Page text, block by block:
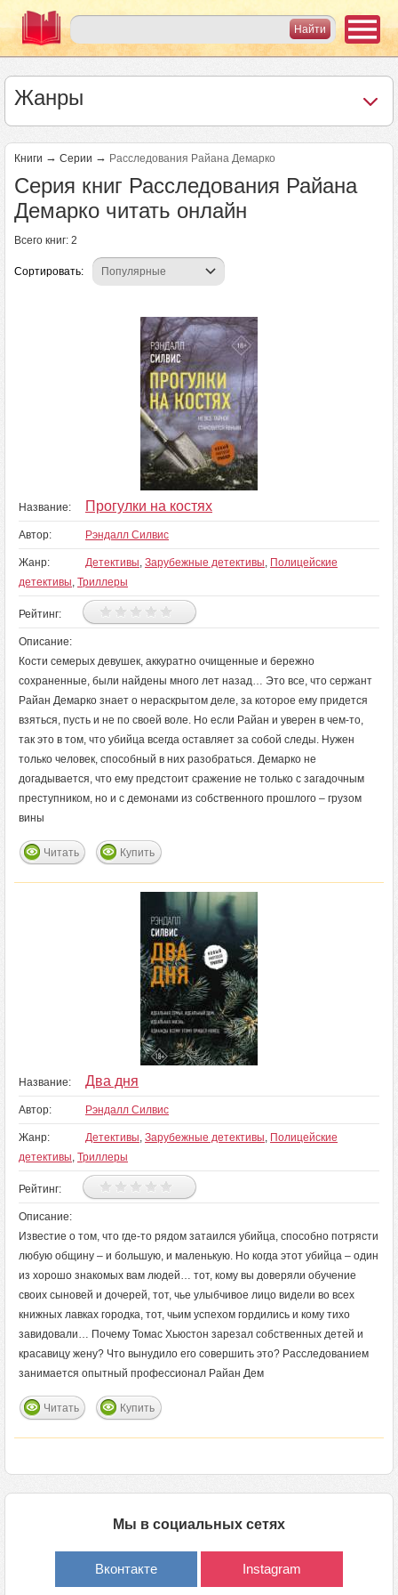
Жанры
Книги → Серии → Расследования Райана Демарко
Серия книг Расследования Райана
Демарко читать онлайн
Всего книг: 2
Сортировать:
Название: Прогулки на костях
Автор: Рэндалл Силвис
Жанр: Детективы, Зарубежные детективы, Полицейские
детективы, Триллеры
Рейтинг:
Описание:
Кости семерых девушек, аккуратно очищенные и бережно
сохраненные, были найдены много лет назад… Это все, что сержант
Райан Демарко знает о нераскрытом деле, за которое ему придется
взяться, пусть и не по своей воле. Но если Райан и уверен в чем-то,
так это в том, что убийца всегда оставляет за собой следы. Нужен
только человек, способный в них разобраться. Демарко не
догадывается, что ему предстоит сражение не только с загадочным
преступником, но и с демонами из собственного прошлого – грузом
вины
Читать Купить
Название: Два дня
Автор: Рэндалл Силвис
Жанр: Детективы, Зарубежные детективы, Полицейские
детективы, Триллеры
Рейтинг:
Описание:
Известие о том, что где-то рядом затаился убийца, способно потрясти
любую общину – и большую, и маленькую. Но когда этот убийца – один
из хорошо знакомых вам людей… тот, кому вы доверяли обучение
своих сыновей и дочерей, тот, чье улыбчивое лицо видели во всех
книжных лавках городка, тот, чьим успехом гордились и кому тихо
завидовали… Почему Томас Хьюстон зарезал собственных детей и
красавицу жену? Что вынудило его совершить это? Расследованием
занимается опытный профессионал Райан Дем
Читать Купить
Мы в социальных сетях
Вконтакте Instagram